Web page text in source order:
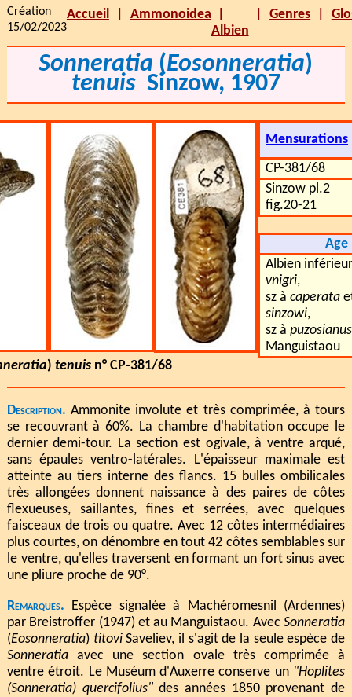
Création
15/02/2023
Accueil
Ammonoidea
Albien
Genres
Sonneratia (Eosonneratia)
tenuisSinzow, 1907
) tenuis n° CP-381/68
Mensurations
CP-381/68
Sinzow pl.2
fig.20-21
Age
Albien
vnigri,
sz à caperata
sinzowi,
sz à puzosianus
Manguistaou
Description. Ammonite involute et très comprimée, à tours
se recouvrant à 60%. La chambre d'habitation occupe le
dernier demi-tour. La section est ogivale, à ventre arqué,
sans épaules ventro-latérales. L'épaisseur maximale est
atteinte au tiers interne des flancs. 15 bulles ombilicales
très allongées donnent naissance à des paires de côtes
flexueuses, saillantes, fines et serrées, avec quelques
faisceaux de trois ou quatre. Avec 12 côtes intermédiaires
plus courtes, on dénombre en tout 42 côtes semblables sur
le ventre, qu'elles traversent en formant un fort sinus avec
une pliure proche de 90°.
Remarques. Espèce signalée à Machéromesnil (Ardennes)
par Breistroffer (1947) et au Manguistaou. AvecSonneratia
(Eosonneratia) titoviSaveliev, il s'agit de la seule espèce de
Sonneratiaavec une section ovale très comprimée à
ventre étroit. Le Muséum d'Auxerre conserve un "Hoplites
(Sonneratia) quercifolius"des années 1850 provenant de